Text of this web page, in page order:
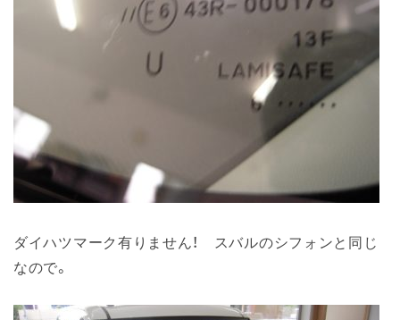
ダイハツマーク有りません！ スバルのシフォンと同じ
なので。